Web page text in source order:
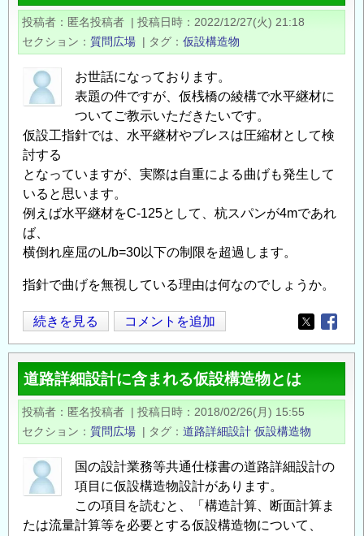
2025
10
月
新
の
ご
案
内
『仮
設
構
造
の
画
と
施
工
［2025
年
改
訂
版］』
投稿者 匿名投稿者 | 投稿日時
2022/12/27(火) 21:18
セクション
質問広場 | タグ 仮設構造物
お世話になっております。
表題の件ですが、仮桟橋の綾構で水平継材に
ついてご教示いただきたいです。
仮設工指針では、水平継材やブレスは圧縮材として検
討する
となっていますが、実際は自重による曲げも発生して
いると思います。
例えば水平継材をC-125として、杭スパンが4mであれ
ば、
横倒れ座屈のL/b=30以下の制限を超過します。
指針で曲げを無視している理由は何なのでしょうか。
仮
桟
橋
の
綾
に
つ
い
の
続きを見る コメントを追加
Opens in
道路詳細設計に含まれる仮設構造物とは
投稿者 匿名投稿者 | 投稿日時
2018/02/26(月) 15:55
セクション
質問広場 | タグ 道路詳細設計 仮設構造物
国の設計業務等共通仕様書の道路詳細設計の
項目に仮設構造物設計があります。
この項目を読むと、「構造計算、断面計算ま
たは流量計算等を必要とする仮設構造物について、